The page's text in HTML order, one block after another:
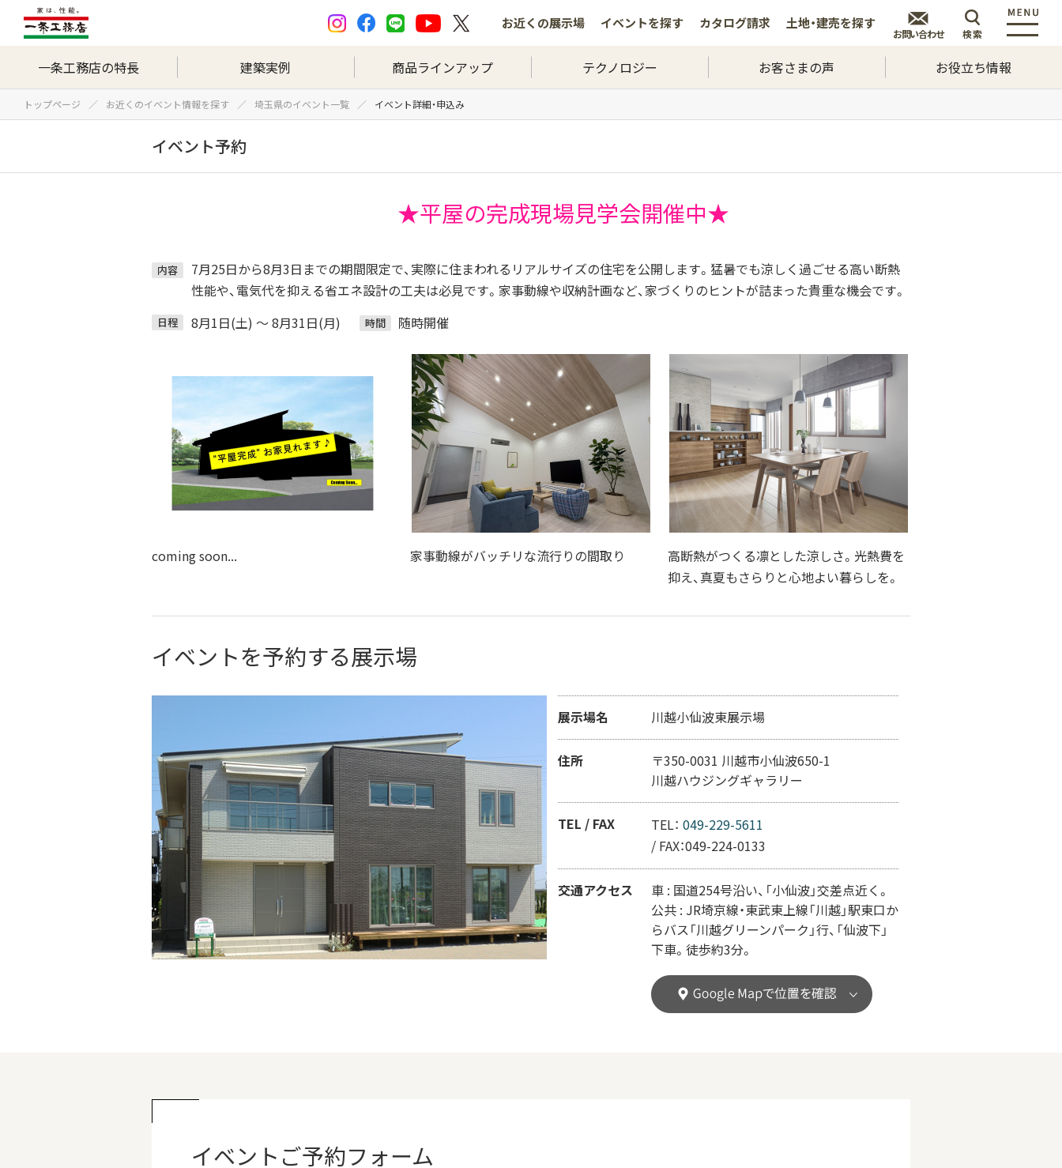
お近くの展示場 イベントを探す カタログ請求 土地・建売を探す
お問い合わせ 検索
一条工務店の特長 建築実例 商品ラインアップ テクノロジー お客さまの声 お役立ち情報
トップページ お近くのイベント情報を探す 埼玉県のイベント一覧 イベント詳細・申込み
イベント予約
★平屋の完成現場見学会開催中★
内容
7月25日から8月3日までの期間限定で、実際に住まわれるリアルサイズの住宅を公開します。猛暑でも涼しく過ごせる高い断熱
性能や、電気代を抑える省エネ設計の工夫は必見です。家事動線や収納計画など、家づくりのヒントが詰まった貴重な機会です。
日程 8月1日(土) ～ 8月31日(月) 時間 随時開催
coming soon... 家事動線がバッチリな流行りの間取り
高断熱がつくる凛とした涼しさ。光熱費を
抑え、真夏もさらりと心地よい暮らしを。
イベントを予約する展示場
展示場名 川越小仙波東展示場
住所
〒350-0031 川越市小仙波650-1
川越ハウジングギャラリー
TEL / FAX TEL：049-229-5611
/ FAX：049-224-0133
交通アクセス
車 : 国道254号沿い、「小仙波」交差点近く。
公共 : JR埼京線・東武東上線「川越」駅東口か
らバス「川越グリーンパーク」行、「仙波下」
下車。徒歩約3分。
イベント ご予約フォーム